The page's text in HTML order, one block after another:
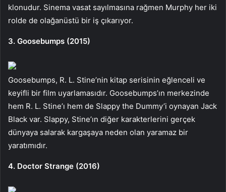
klonudur. Sinema vasat sayılmasına rağmen Murphy her iki
rolde de olağanüstü bir iş çıkarıyor.
3. Goosebumps (2015)
Goosebumps, R. L. Stine’nin kitap serisinin eğlenceli ve
keyifli bir film uyarlamasıdır. Goosebumps’ın merkezinde
hem R. L. Stine’ı hem de Slappy the Dummy’i oynayan Jack
Black var. Slappy, Stine’ın diğer karakterlerini gerçek
dünyaya salarak kargaşaya neden olan yaramaz bir
yaratımıdır.
4. Doctor Strange (2016)